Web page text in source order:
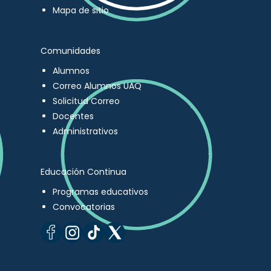
Mapa de sitio
Comunidades
Alumnos
Correo Alumnos UAQ
Solicitud Correo
Docentes
Administrativos
Educación Continua
Programas educativos
Convocatorias